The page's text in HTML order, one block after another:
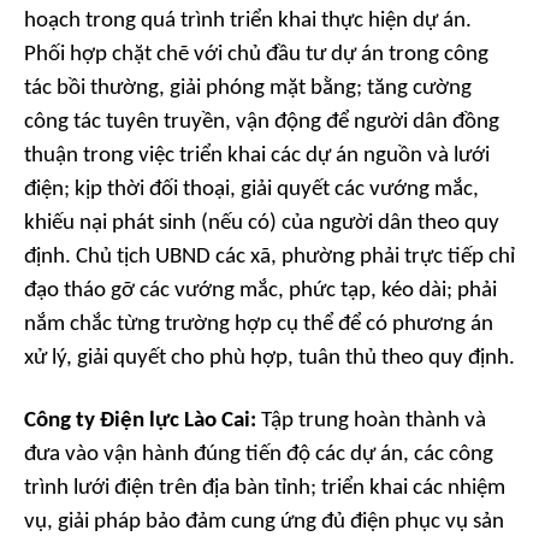
hoạch trong quá trình triển khai thực hiện dự án.
Phối hợp chặt chẽ với chủ đầu tư dự án trong công
tác bồi thường, giải phóng mặt bằng; tăng cường
công tác tuyên truyền, vận động để người dân đồng
thuận trong việc triển khai các dự án nguồn và lưới
điện; kịp thời đối thoại, giải quyết các vướng mắc,
khiếu nại phát sinh (nếu có) của người dân theo quy
định. Chủ tịch UBND các xã, phường phải trực tiếp chỉ
đạo tháo gỡ các vướng mắc, phức tạp, kéo dài; phải
nắm chắc từng trường hợp cụ thể để có phương án
xử lý, giải quyết cho phù hợp, tuân thủ theo quy định.
Công ty Điện lực Lào Cai: Tập trung hoàn thành và
đưa vào vận hành đúng tiến độ các dự án, các công
trình lưới điện trên địa bàn tỉnh; triển khai các nhiệm
vụ, giải pháp bảo đảm cung ứng đủ điện phục vụ sản